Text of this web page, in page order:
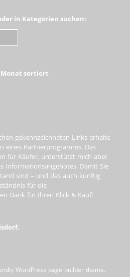
in Kategorien suchen:
sortiert
gekennzeichneten Links erhalte
eines Partnerprogramms. Das
für Käufer, unterstützt mich aber
Informationsangebotes. Damit Sie
sind – und das auch künftig
für die
Dank für Ihren Klick & Kauf!
WordPress page builder theme.